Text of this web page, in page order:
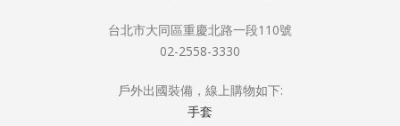
台北市大同區重慶北路一段110號
02-2558-3330
戶外出國裝備，線上購物如下:
手套